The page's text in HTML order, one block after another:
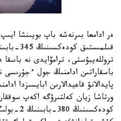
ەر ادامعا بىرنەشە باپ بويىنشا
تروللەيبۋستى، ترامۆايدى نە
باسقاراتىن ادامنىڭ جول ءجۇرىسى
پايدالانۋ قاعيدالارىن ابايسىزدا
ورتاشا زيان كەلتىرۋگە اكەپ